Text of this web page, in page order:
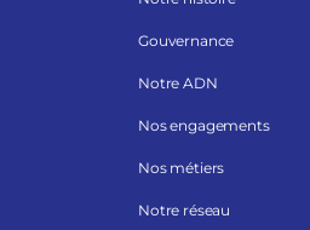
Gouvernance
Notre ADN
Nos engagements
Nos métiers
Notre réseau